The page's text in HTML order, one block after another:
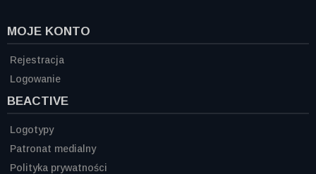
MOJE KONTO
Rejestracja
Logowanie
BEACTIVE
Logotypy
Patronat medialny
Polityka prywatności